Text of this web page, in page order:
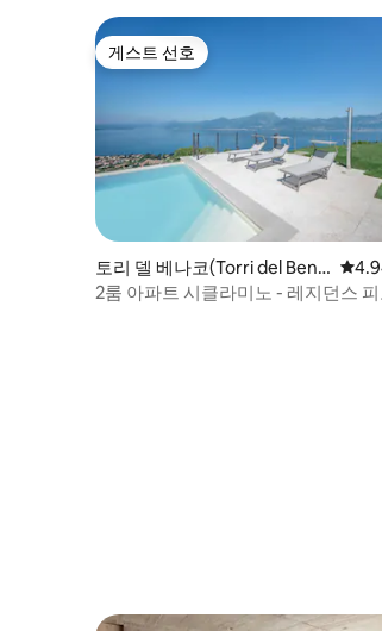
게스트 선호
게스트 선호
토리 델 베나코(Torri del Bena
co)의 콘도미니엄
평점
2룸 아파트 시클라미노 - 레지던스